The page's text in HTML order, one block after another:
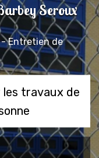
Seroux
Entretien de
les travaux de